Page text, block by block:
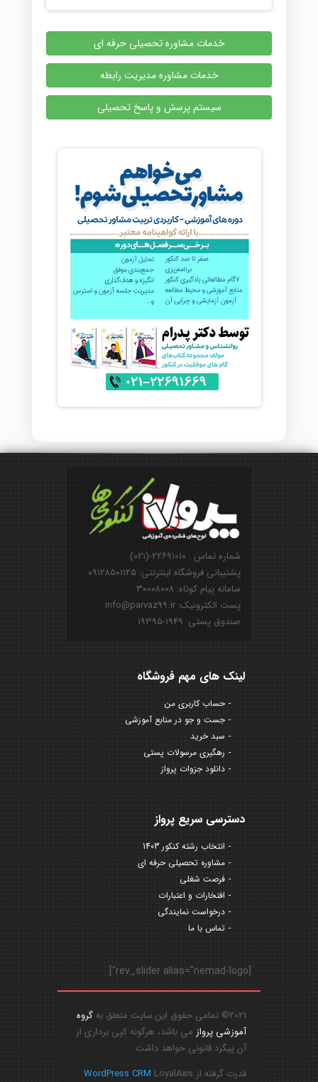
خدمات مشاوره تحصیلی حرفه ای
خدمات مشاوره مدیریت رابطه
سیستم پرسش و پاسخ تحصیلی
شماره تماس : ۲۲۶۹۱۰۱۰-(۰۲۱)
پشتیبانی فروشگاه اینترنتی: ۰۹۱۲۸۵۰۱۱۲۵
سامانه پیام کوتاه: ۳۰۰۰۸۰۰۸
پست الکترونیک: info@parvaz99.ir
صندوق پستی: ۱۹۴۹-۱۹۳۹۵
لینک های مهم فروشگاه
حساب کاربری من
جست و جو در منابع آموزشی
سبد خرید
رهگیری مرسولات پستی
دانلود جزوات پرواز
دسترسی سریع پرواز
انتخاب رشته کنکور 1403
مشاوره تحصیلی حرفه ای
فرصت شغلی
افتخارات و اعتبارات
درخواست نمایندگی
تماس با ما
[rev_slider alias="nemad-logo"]
2021© تمامی حقوق این سایت متعلق به
گروه
آموزشی پرواز می باشد، هرگونه کپی برداری از
آن پیگرد قانونی خواهد داشت.
قدرت گرفته از
WordPress CRM LoyalAxis